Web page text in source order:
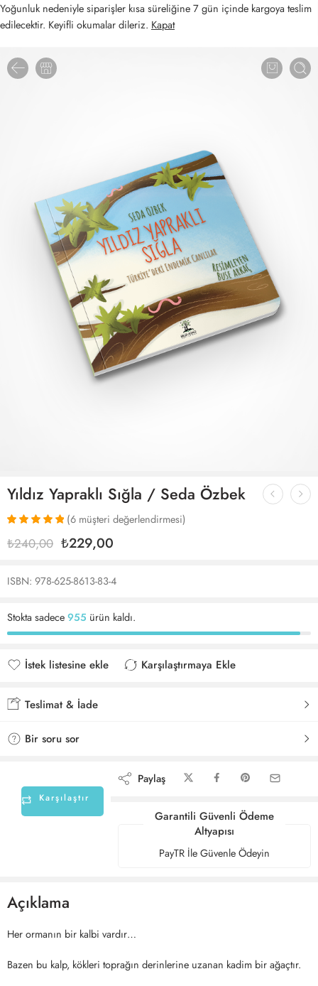
Yoğunluk nedeniyle siparişler kısa süreliğine 7 gün içinde kargoya teslim
edilecektir. Keyifli okumalar dileriz. Kapat
Yıldız Yapraklı Sığla / Seda Özbek
puanına
5.00puan
(6müşteri değerlendirmesi)
₺240,00 ₺229,00
ISBN: 978-625-8613-83-4
Stokta sadece955 ürün kaldı.
İstek listesine ekle
Karşılaştırmaya Ekle
Teslimat & İade
Bir soru sor
Karşılaştır
Paylaş
Garantili Güvenli Ödeme
Altyapısı
PayTR İle Güvenle Ödeyin
Açıklama
Her ormanın bir kalbi vardır…
Bazen bu kalp, kökleri toprağın derinlerine uzanan kadim bir ağaçtır.